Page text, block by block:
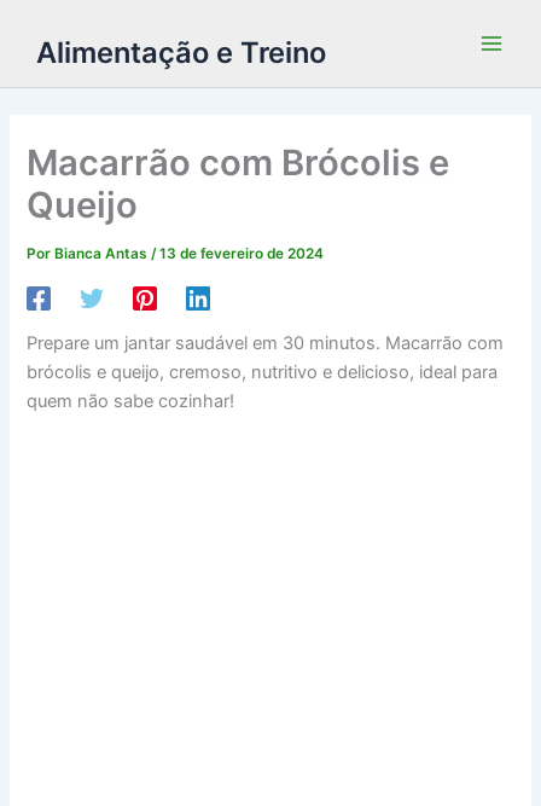
Alimentação e Treino
Macarrão com Brócolis e
Queijo
Por Bianca Antas/13 de fevereiro de 2024
Prepare um jantar saudável em 30 minutos. Macarrão com
brócolis e queijo, cremoso, nutritivo e delicioso, ideal para
quem não sabe cozinhar!